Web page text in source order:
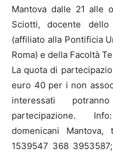
Mantova dalle 21 alle
Sciotti, docente dello
(affiliato alla Pontificia
Roma) e della Facoltà
La quota di
euro 40 per i non
interessati
partecipazione.
domenicani
1539547 368